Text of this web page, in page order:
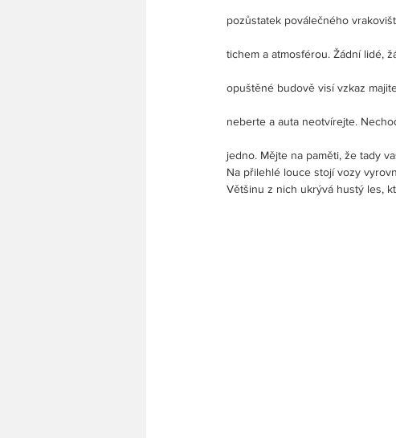
pozůstatek poválečného
tichem a atmosférou. Žádní lidé,
opuštěné budově visí vzkaz
neberte a auta neotvírejte.
jedno. Mějte na paměti, že tady
Na přilehlé louce stojí vozy
Většinu z nich ukrývá hustý les,